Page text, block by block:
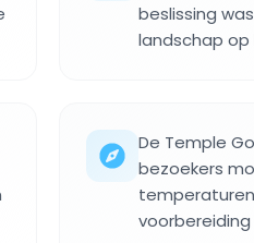
beslissing
landschap op
De Temple
bezoekers